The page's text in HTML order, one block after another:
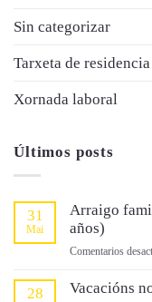
Sin categorizar
Tarxeta de
Xornada laboral
Últimos posts
31
Mai
Arraigo
años)
Comentarios
28 Vacacións